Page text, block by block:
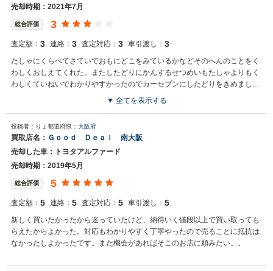
売却時期：2021年7月
総合評価 3
査定額： 3 連絡： 3 査定対応： 3 車引渡し： 3
たしゃにくらべてさていでおもにどこをみているかなどそのへんのことをく
わしくおしえてくれた。またしたどりにかんするせつめいもたしゃよりもく
わしくていねいでわかりやすかったのでカーセブンにしたどりをきめまし
▼ 全てを表示する
投稿者：りょ都道府県： 大阪府
買取店名： Ｇｏｏｄ Ｄｅａｌ 南大阪
売却した車：トヨタアルファード
売却時期：2019年5月
総合評価 5
査定額： 5 連絡： 5 査定対応： 5 車引渡し： 5
新しく買いたかったから迷っていたけど、納得いく値段以上で買い取っても
らえたからよかった。対応もわかりやすく丁寧やったので売ることに抵抗は
なかったしよかったです。また機会があればそこのお店に頼みたい。。